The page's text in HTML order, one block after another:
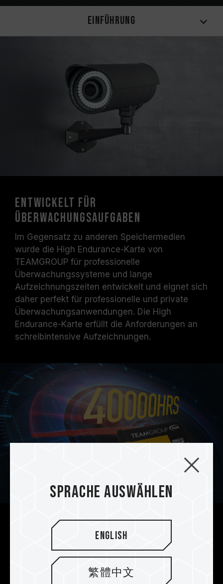
Einführung
Entwickelt für
Überwachungsaufgaben
Im Gegensatz zu anderen Speichermedien
wurde die High Endurance-Karte von
TEAMGROUP für professionelle
Überwachungssysteme und lange
Aufzeichnungszeiten entwickelt und eignet sich
daher perfekt für professionelle und private
Überwachungsanwendungen. Die High
Endurance-Karte erfüllt die Anforderungen an
schreibintensive Aufzeichnungen.
Leistungsstarke
Langlebigkeit
Die High Endurance-Karte verfügt über eine
Sprache auswählen
English
繁體中文